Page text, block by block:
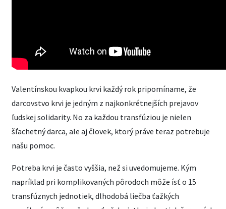
Valentínskou kvapkou krvi každý rok pripomíname, že
darcovstvo krvi je jedným z najkonkrétnejších prejavov
ľudskej solidarity. No za každou transfúziou je nielen
šľachetný darca, ale aj človek, ktorý práve teraz potrebuje
našu pomoc.
Potreba krvi je často vyššia, než si uvedomujeme. Kým
napríklad pri komplikovaných pôrodoch môže ísť o 15
transfúznych jednotiek, dlhodobá liečba ťažkých